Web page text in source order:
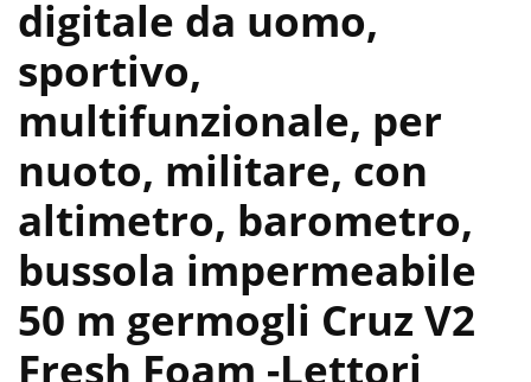
digitale da uomo,
sportivo,
multifunzionale, per
nuoto, militare, con
altimetro, barometro,
bussola impermeabile
50 m germogli Cruz V2
Fresh Foam -Lettori